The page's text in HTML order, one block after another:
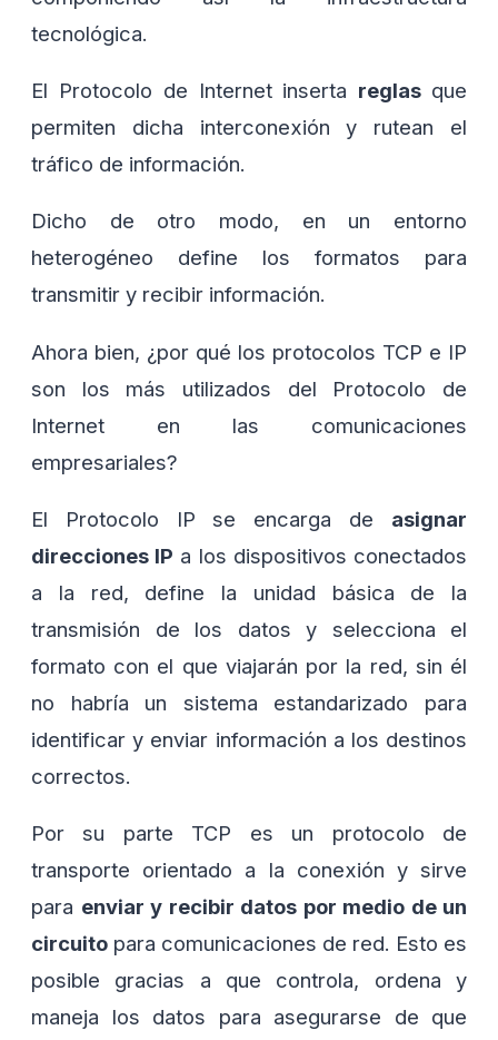
tecnológica.
El Protocolo de Internet inserta reglas que
permiten dicha interconexión y rutean el
tráfico de información.
Dicho de otro modo, en un entorno
heterogéneo define los formatos para
transmitir y recibir información.
Ahora bien, ¿por qué los protocolos TCP e IP
son los más utilizados del Protocolo de
Internet en las comunicaciones
empresariales?
El Protocolo IP se encarga de asignar
direcciones IP a los dispositivos conectados
a la red, define la unidad básica de la
transmisión de los datos y selecciona el
formato con el que viajarán por la red, sin él
no habría un sistema estandarizado para
identificar y enviar información a los destinos
correctos.
Por su parte TCP es un protocolo de
transporte orientado a la conexión y sirve
para enviar y recibir datos por medio de un
circuito para comunicaciones de red. Esto es
posible gracias a que controla, ordena y
maneja los datos para asegurarse de que